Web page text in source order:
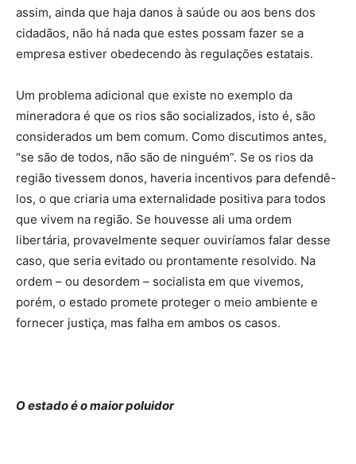
assim, ainda que haja danos à saúde ou aos bens dos
cidadãos, não há nada que estes possam fazer se a
empresa estiver obedecendo às regulações estatais.
Um problema adicional que existe no exemplo da
mineradora é que os rios são socializados, isto é, são
considerados um bem comum. Como discutimos antes,
“se são de todos, não são de ninguém”. Se os rios da
região tivessem donos, haveria incentivos para defendê-
los, o que criaria uma externalidade positiva para todos
que vivem na região. Se houvesse ali uma ordem
libertária, provavelmente sequer ouviríamos falar desse
caso, que seria evitado ou prontamente resolvido. Na
ordem – ou desordem – socialista em que vivemos,
porém, o estado promete proteger o meio ambiente e
fornecer justiça, mas falha em ambos os casos.
O estado é o maior poluidor